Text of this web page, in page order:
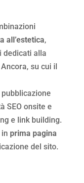
all’estetica,
dedicati alla
su cui il
SEO onsite e
e link building.
prima pagina
del sito.